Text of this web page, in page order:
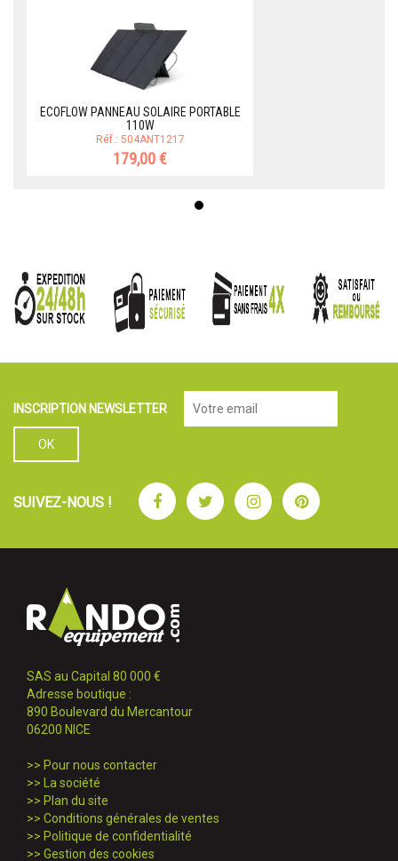
ECOFLOW PANNEAU SOLAIRE PORTABLE
110W
Réf.: 504ANT1217
179,00 €
INSCRIPTION NEWSLETTER
SUIVEZ-NOUS ! FacebookTwitterInstagramPinterest
SAS au Capital 80 000 €
Adresse boutique :
890 Boulevard du Mercantour
06200 NICE
>> Pour nous contacter
>>
La société
>> Plan du site
>> Conditions générales de ventes
>> Politique de confidentialité
>> Gestion des cookies